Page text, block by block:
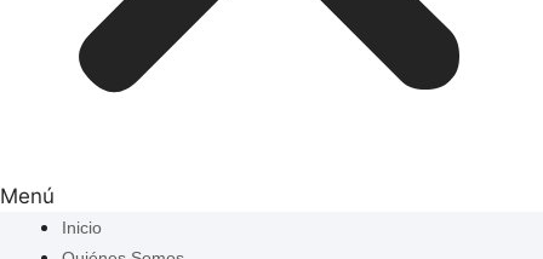
Menú
Inicio